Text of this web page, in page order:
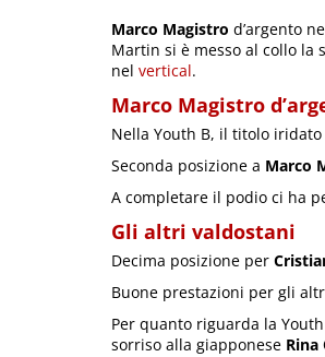
Marco Magistro d’argento
Martin si è messo al collo la
nel vertical.
Marco Magistro
Nella Youth B, il titolo
Seconda posizione a Marco
A completare il podio ci ha
Gli altri valdostani
Decima posizione per
Buone prestazioni per gli
Per quanto riguarda la
sorriso alla giapponese Rina